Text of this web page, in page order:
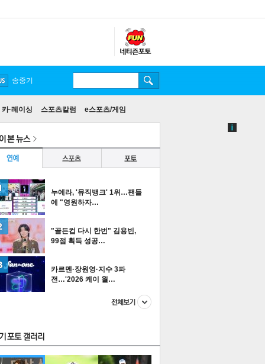
카·레이싱 스포츠칼럼 e스포츠/게임
송중기
누에라, '뮤직뱅크' 1위…팬들
에 "영원하자…
"골든컵 다시 한번" 김용빈,
99점 획득 성공…
카르멘·장원영·지수 3파
전…'2026 케이 월…